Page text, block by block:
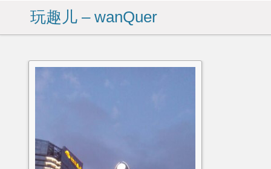
玩趣儿 – wanQuer